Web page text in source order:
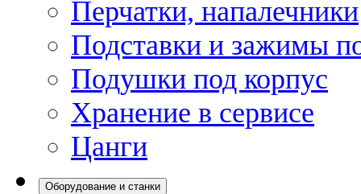
Перчатки, напалечники
Подставки и зажимы
Подушки под корпус
Хранение в сервисе
Цанги
Оборудование и станки